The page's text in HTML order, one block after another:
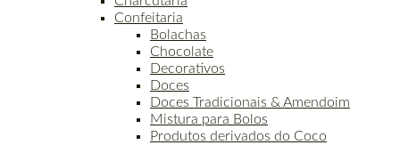
Confeitaria
Bolachas
Chocolate
Decorativos
Doces
Doces Tradicionais & Amendoim
Mistura para Bolos
Produtos derivados do Coco